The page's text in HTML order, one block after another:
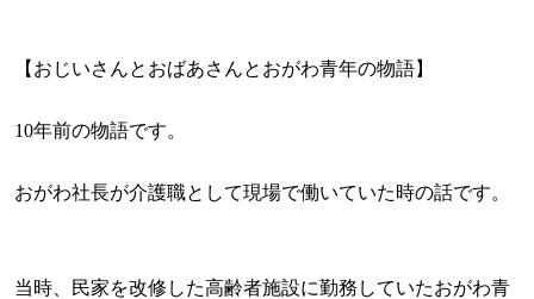
【おじいさんとおばあさんとおがわ青年の物語】
10年前の物語です。
おがわ社長が介護職として現場で働いていた時の話です。
当時、民家を改修した高齢者施設に勤務していたおがわ青